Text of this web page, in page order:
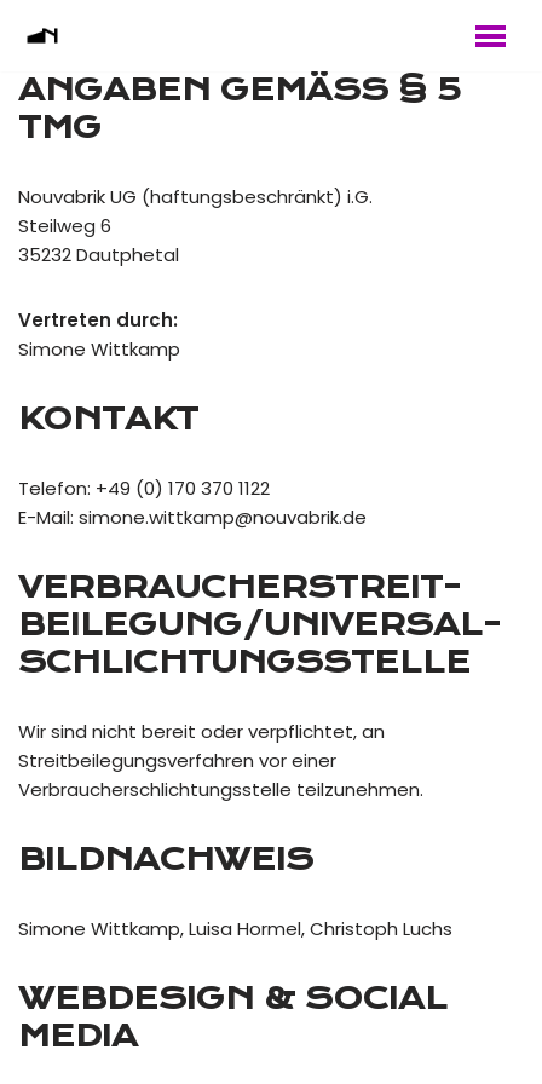
Inhalt
springen
ANGABEN GEMÄSS § 5 T
MG
Nouvabrik UG (haftungsbeschränkt) i.G.
Steilweg 6
35232 Dautphetal
Vertreten durch:
Simone Wittkamp
KONTAKT
Telefon: +49 (0) 170 370 1122
E-Mail: simone.wittkamp@nouvabrik.de
VERBRAUCHER­STREIT­
BEILEGUNG/UNIVERSAL­
SCHLICHTUNGS­STELLE
Wir sind nicht bereit oder verpflichtet, an
Streitbeilegungsverfahren vor einer
Verbraucherschlichtungsstelle teilzunehmen.
BILDNACHWEIS
Simone Wittkamp, Luisa Hormel, Christoph Luchs
WEBDESIGN & SOCIAL
MEDIA